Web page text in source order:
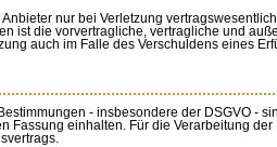
nur bei Verletzung
ist die vorvertragliche, vertragliche und
auch im Falle des Verschuldens eines
- insbesondere der DSGVO -
Fassung einhalten. Für die Verarbeitung